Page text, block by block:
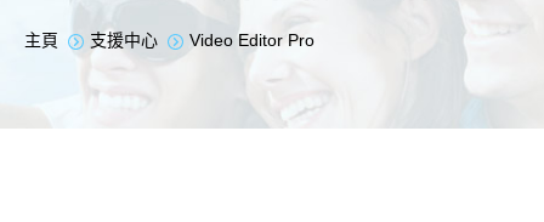
支援中心
您在此处：
主頁 支援中心 Video Editor Pro